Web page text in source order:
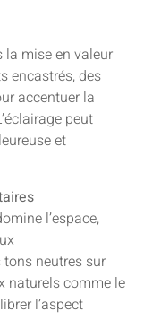
la mise en valeur
encastrés, des
accentuer la
peut
et
l’espace,
neutres sur
naturels comme le
l’aspect